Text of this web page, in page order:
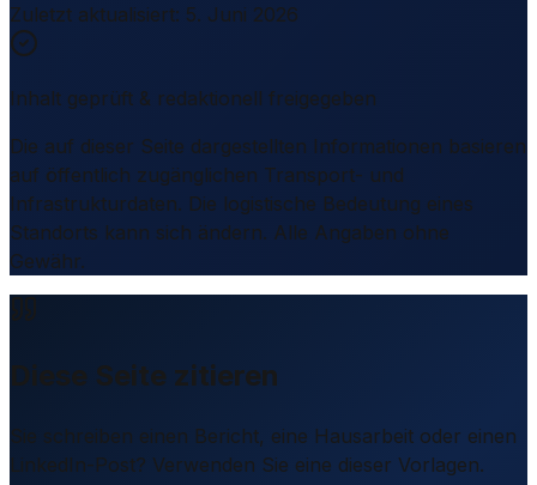
Zuletzt aktualisiert: 5. Juni 2026
Inhalt geprüft & redaktionell freigegeben
Die auf dieser Seite dargestellten Informationen basieren
auf öffentlich zugänglichen Transport- und
Infrastrukturdaten. Die logistische Bedeutung eines
Standorts kann sich ändern. Alle Angaben ohne
Gewähr.
Diese Seite zitieren
Sie schreiben einen Bericht, eine Hausarbeit oder einen
LinkedIn-Post? Verwenden Sie eine dieser Vorlagen.